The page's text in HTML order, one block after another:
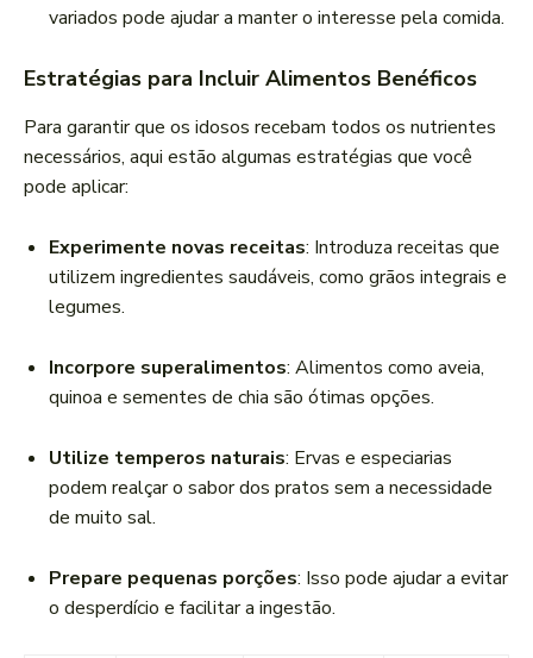
variados pode ajudar a manter o interesse pela comida.
Estratégias para Incluir Alimentos Benéficos
Para garantir que os idosos recebam todos os nutrientes
necessários, aqui estão algumas estratégias que você
pode aplicar:
Experimente novas receitas: Introduza receitas que
utilizem ingredientes saudáveis, como grãos integrais e
legumes.
Incorpore superalimentos: Alimentos como aveia,
quinoa e sementes de chia são ótimas opções.
Utilize temperos naturais: Ervas e especiarias
podem realçar o sabor dos pratos sem a necessidade
de muito sal.
Prepare pequenas porções: Isso pode ajudar a evitar
o desperdício e facilitar a ingestão.